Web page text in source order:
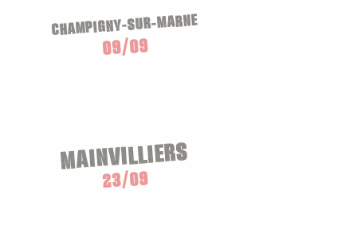
CHAMPIGNY-SUR-MARNE
09/09
MAINVILLIERS
23/09